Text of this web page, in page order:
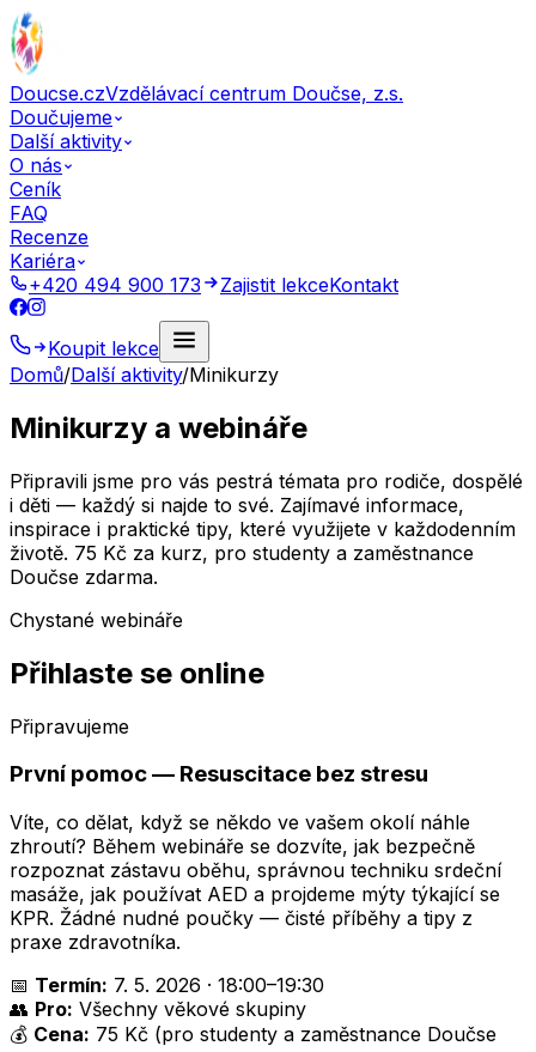
Doucse.czVzdělávací centrum Doučse, z.s.
Doučujeme
Další aktivity
O nás
Ceník
FAQ
Recenze
Kariéra
+420 494 900 173
Zajistit lekceKontakt
Koupit lekce
Domů/Další aktivity/Minikurzy
Minikurzy a webináře
Připravili jsme pro vás pestrá témata pro rodiče, dospělé
i děti — každý si najde to své. Zajímavé informace,
inspirace i praktické tipy, které využijete v každodenním
životě. 75 Kč za kurz, pro studenty a zaměstnance
Doučse zdarma.
Chystané webináře
Přihlaste se online
Připravujeme
První pomoc — Resuscitace bez stresu
Víte, co dělat, když se někdo ve vašem okolí náhle
zhroutí? Během webináře se dozvíte, jak bezpečně
rozpoznat zástavu oběhu, správnou techniku srdeční
masáže, jak používat AED a projdeme mýty týkající se
KPR. Žádné nudné poučky — čisté příběhy a tipy z
praxe zdravotníka.
📅 Termín: 7. 5. 2026 · 18:00–19:30
👥 Pro: Všechny věkové skupiny
💰 Cena: 75 Kč (pro studenty a zaměstnance Doučse